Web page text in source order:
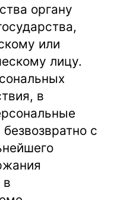
органу
или
лицу.
в
с
в